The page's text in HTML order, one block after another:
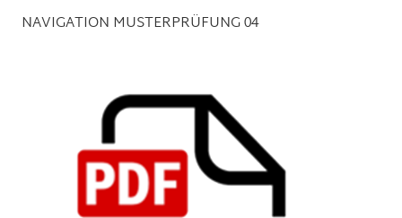
NAVIGATION MUSTERPRÜFUNG 04